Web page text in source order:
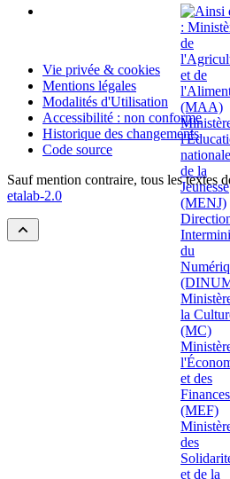
Vie privée & cookies
Mentions légales
Modalités d'Utilisation
Accessibilité : non conforme
Historique des changements
Code source
Sauf mention contraire, tous les textes
etalab-2.0